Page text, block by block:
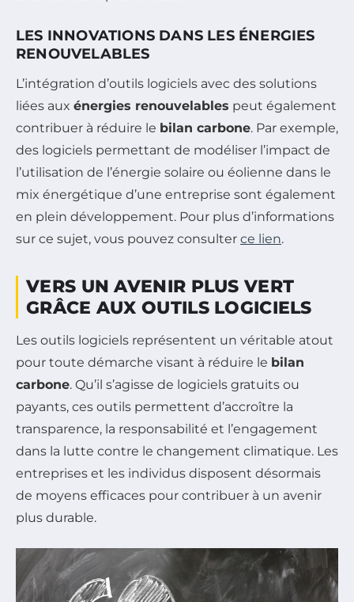
LES INNOVATIONS DANS LES ÉNERGIES
RENOUVELABLES
L’intégration d’outils logiciels avec des solutions
liées aux énergies renouvelables peut également
contribuer à réduire le bilan carbone. Par exemple,
des logiciels permettant de modéliser l’impact de
l’utilisation de l’énergie solaire ou éolienne dans le
mix énergétique d’une entreprise sont également
en plein développement. Pour plus d’informations
sur ce sujet, vous pouvez consulter ce lien.
VERS UN AVENIR PLUS VERT
GRÂCE AUX OUTILS LOGICIELS
Les outils logiciels représentent un véritable atout
pour toute démarche visant à réduire le bilan
carbone. Qu’il s’agisse de logiciels gratuits ou
payants, ces outils permettent d’accroître la
transparence, la responsabilité et l’engagement
dans la lutte contre le changement climatique. Les
entreprises et les individus disposent désormais
de moyens efficaces pour contribuer à un avenir
plus durable.